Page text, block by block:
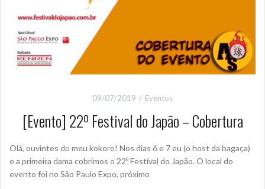
09/07/2019 Eventos
[Evento] 22º Festival do Japão – Cobertura
Olá, ouvintes do meu kokoro! Nos dias 6 e 7 eu (o host da bagaça)
e a primeira dama cobrimos o 22º Festival do Japão. O local do
evento foi no São Paulo Expo, próximo